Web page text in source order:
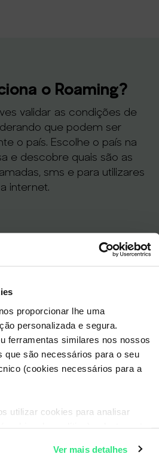
proporcionar lhe uma
personalizada e segura.
ferramentas similares nos nossos
que são necessários para o seu
(cookies necessários para a
utilizar cookies para analisar
de personalização e
Ver mais detalhes
o Roaming?
validar as condições de
que podem ser
o país. Escolhe o país na
e descobre quais são as
sms e para utilizares
a internet.
país de destino e
do serviço de
da WOO
geral